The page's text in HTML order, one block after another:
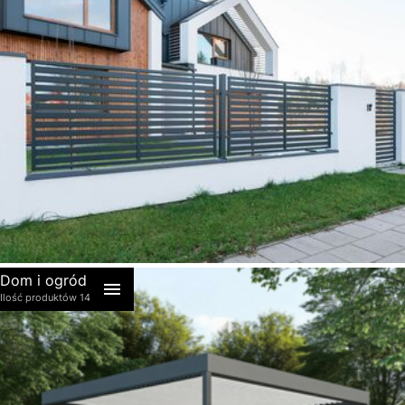
akcesoria
Dom i ogród
Ilość produktów 14